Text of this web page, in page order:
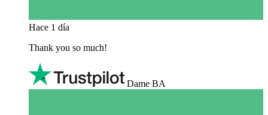
Hace 1 día
Thank you so much!
Dame BA